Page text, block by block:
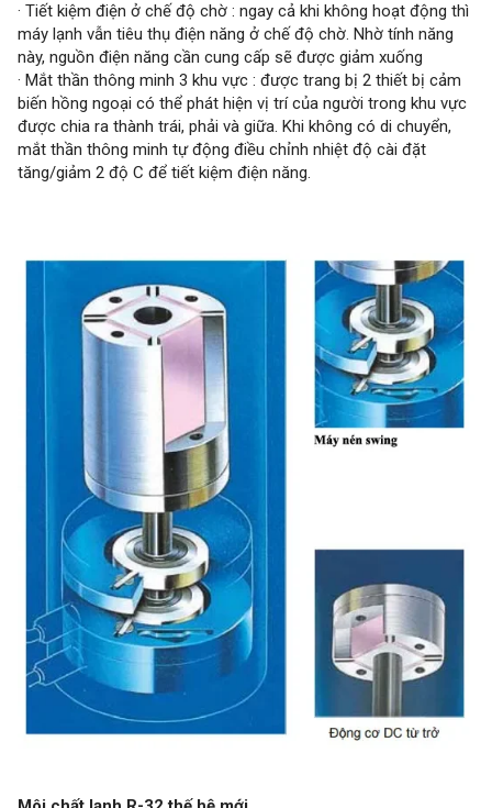
· Tiết kiệm điện ở chế độ chờ : ngay cả khi không hoạt động thì
máy lạnh vẫn tiêu thụ điện năng ở chế độ chờ. Nhờ tính năng
này, nguồn điện năng cần cung cấp sẽ được giảm xuống
· Mắt thần thông minh 3 khu vực : được trang bị 2 thiết bị cảm
biến hồng ngoại có thể phát hiện vị trí của người trong khu vực
được chia ra thành trái, phải và giữa. Khi không có di chuyển,
mắt thần thông minh tự động điều chỉnh nhiệt độ cài đặt
tăng/giảm 2 độ C để tiết kiệm điện năng.